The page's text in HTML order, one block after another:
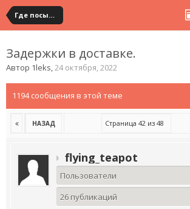
Где посылка?
Задержки в доставке.
Автор 1leks,24 октября, 2022
1194 сообщения в этой теме
НАЗАД Страница 42 из 48
flying_teapot
Пользователи
26 публикаций